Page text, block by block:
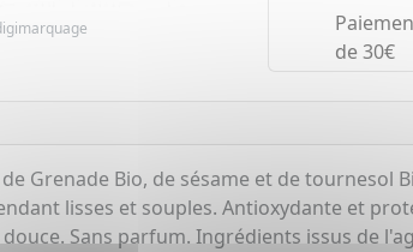
de 30€
Grenade Bio, de sésame et de
lisses et souples. Antioxydante et
douce. Sans parfum. Ingrédients issus de